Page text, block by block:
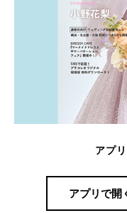
アプ
アプリで開